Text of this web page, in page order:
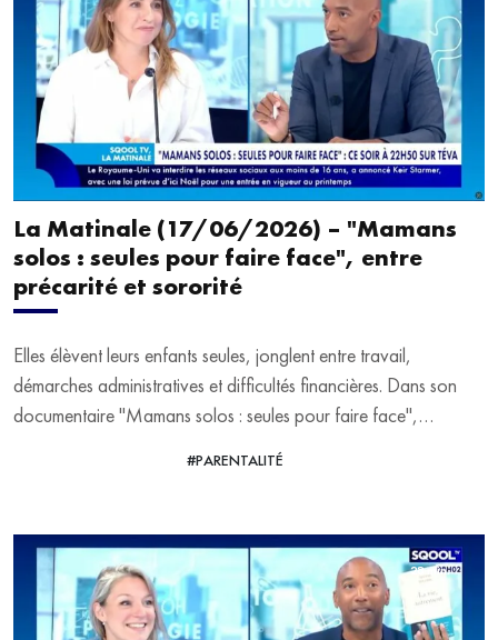
La Matinale (17/06/2026) – "Mamans
solos : seules pour faire face", entre
précarité et sororité
Elles élèvent leurs enfants seules, jonglent entre travail,
démarches administratives et difficultés financières. Dans son
documentaire "Mamans solos : seules pour faire face",
encore trop peu. Quand tout repose sur une seule personne,
mères : derrière les difficultés émergent aussi des formes de
solidarité qui permettent de tenir et d’avancer. Alors que plus de
3 millions d’enfants vivent dans une famille monoparentale,
pourquoi ces réalités restent-elles si peu visibles ? Et quelles
#PARENTALITÉ
28 min.